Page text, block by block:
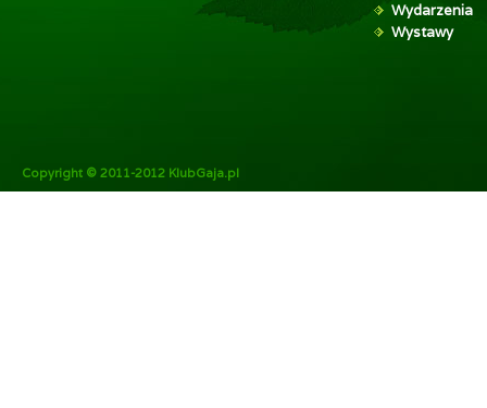
Wydarzenia
Wystawy
Copyright © 2011-2012 KlubGaja.pl